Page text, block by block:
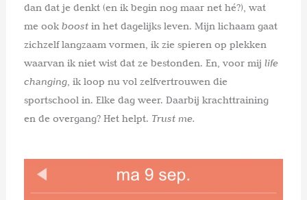
dan dat je denkt (en ik begin nog maar net hé?), wat
me ookboost in het dagelijks leven. Mijn lichaam gaat
zichzelf langzaam vormen, ik zie spieren op plekken
waarvan ik niet wist dat ze bestonden. En, voor mijlife
changing, ik loop nu vol zelfvertrouwen die
sportschool in. Elke dag weer. Daarbij krachttraining
en de overgang? Het helpt. Trust me.